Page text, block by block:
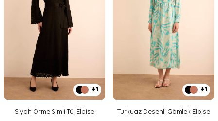
+1
Siyah Örme Simli Tül Elbise
+1
Turkuaz Desenli Gömlek Elbise